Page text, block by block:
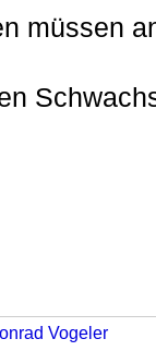
müssen
Vogeler